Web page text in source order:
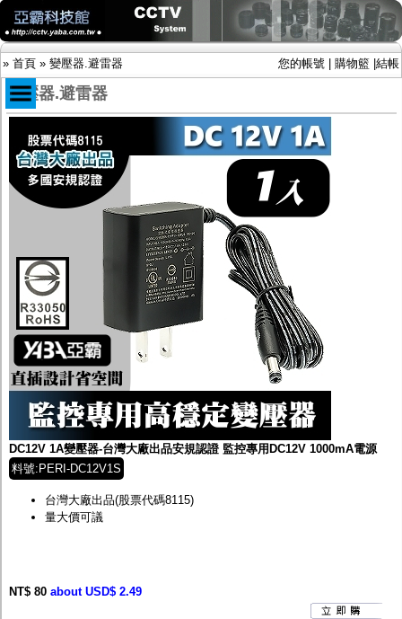
» 首頁 » 變壓器.避雷器 您的帳號 購物籃 結帳
商品目錄
限時促銷特惠專案
IP網路攝影機及錄放影機
AHD DVR數位錄放影機
AHD中小型紅外線攝影機(適用騎樓、室內外)
AHD防護罩型攝影機(適用屋外，紅外線照射
距離遠）
AHD特殊功能型攝影機
旋轉型攝影機.旋轉台
傳統高解析攝影機
鏡頭
投光設備
防護罩及支架
多路攝影機單軸傳輸
監聽器.麥克風
網路設備
視訊轉換設備
雙絞線傳輸器
雜訊改善器
分配放大器
網路線用水晶頭
變壓器.避雷器
變壓器.避雷器
DC12V 1A變壓器-台灣大廠出品安規認證 監控專用DC12V 1000mA電源
料號:PERI-DC12V1S
台灣大廠出品(股票代碼8115)
量大價可議
NT$ 80 about USD$ 2.49